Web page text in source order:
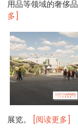
用品等领域的奢侈
多]
展览。
[阅读更多]